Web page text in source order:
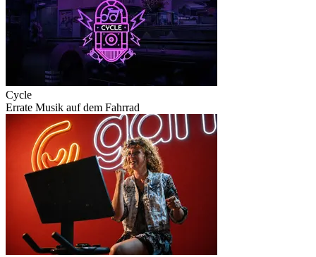
Cycle
Errate Musik auf dem Fahrrad